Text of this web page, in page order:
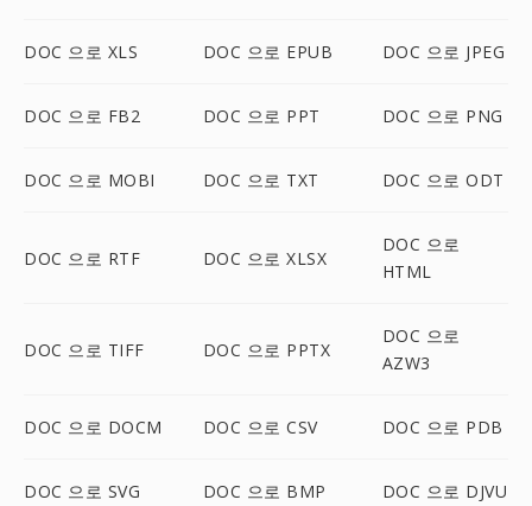
DOC 으로 XLS DOC 으로 EPUB DOC 으로 JPEG
DOC 으로 FB2 DOC 으로 PPT DOC 으로 PNG
DOC 으로 MOBI DOC 으로 TXT DOC 으로 ODT
DOC 으로 RTF DOC 으로 XLSX
DOC 으로
HTML
DOC 으로 TIFF DOC 으로 PPTX
DOC 으로
AZW3
DOC 으로 DOCM DOC 으로 CSV DOC 으로 PDB
DOC 으로 SVG DOC 으로 BMP DOC 으로 DJVU